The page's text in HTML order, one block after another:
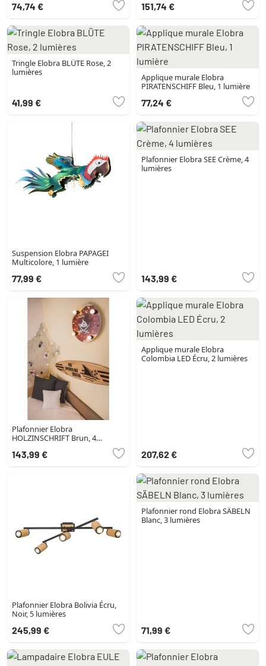
74,74 € 151,74 €
Tringle Elobra BLÜTE Rose, 2
lumières
41,99 €
Applique murale Elobra
PIRATENSCHIFF Bleu, 1 lumière
77,24 €
Suspension Elobra PAPAGEI
Multicolore, 1 lumière
77,99 €
Plafonnier Elobra SEE Crème, 4
lumières
143,99 €
Plafonnier Elobra
HOLZINSCHRIFT Brun, 4
143,99 €
Applique murale Elobra
Colombia LED Écru, 2 lumières
207,62 €
Plafonnier Elobra Bolivia Écru,
Noir, 5 lumières
245,99 €
Plafonnier rond Elobra SÄBELN
Blanc, 3 lumières
71,99 €